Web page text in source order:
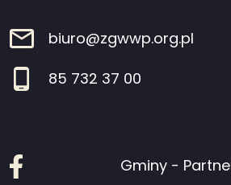
biuro@zgwwp.org.pl
85 732 37 00
Facebook
Gminy -